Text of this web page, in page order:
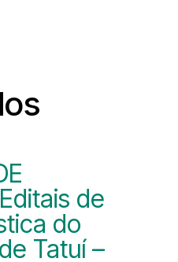
de
do
Tatuí –